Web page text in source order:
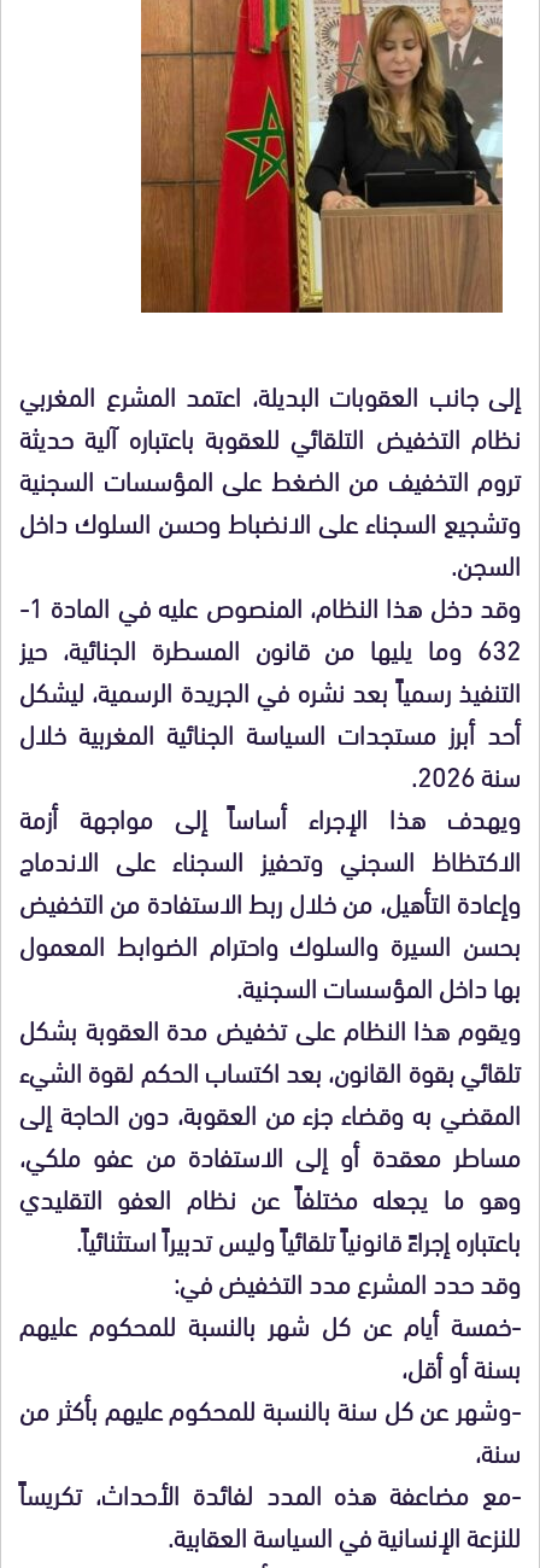
إلى جانب العقوبات البديلة، اعتمد المشرع المغربي
نظام التخفيض التلقائي للعقوبة باعتباره آلية حديثة
تروم التخفيف من الضغط على المؤسسات السجنية
وتشجيع السجناء على الانضباط وحسن السلوك داخل
السجن.
وقد دخل هذا النظام، المنصوص عليه في المادة 1-
632 وما يليها من قانون المسطرة الجنائية، حيز
التنفيذ رسمياً بعد نشره في الجريدة الرسمية، ليشكل
أحد أبرز مستجدات السياسة الجنائية المغربية خلال
سنة 2026.
ويهدف هذا الإجراء أساساً إلى مواجهة أزمة
الاكتظاظ السجني وتحفيز السجناء على الاندماج
وإعادة التأهيل، من خلال ربط الاستفادة من التخفيض
بحسن السيرة والسلوك واحترام الضوابط المعمول
بها داخل المؤسسات السجنية.
ويقوم هذا النظام على تخفيض مدة العقوبة بشكل
تلقائي بقوة القانون، بعد اكتساب الحكم لقوة الشيء
المقضي به وقضاء جزء من العقوبة، دون الحاجة إلى
مساطر معقدة أو إلى الاستفادة من عفو ملكي،
وهو ما يجعله مختلفاً عن نظام العفو التقليدي
باعتباره إجراءً قانونياً تلقائياً وليس تدبيراً استثنائياً.
وقد حدد المشرع مدد التخفيض في:
-خمسة أيام عن كل شهر بالنسبة للمحكوم عليهم
بسنة أو أقل،
-وشهر عن كل سنة بالنسبة للمحكوم عليهم بأكثر من
سنة،
-مع مضاعفة هذه المدد لفائدة الأحداث، تكريساً
للنزعة الإنسانية في السياسة العقابية.